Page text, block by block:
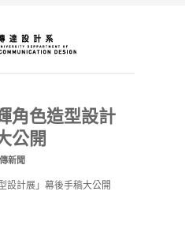
角色造型設計
公開
新聞